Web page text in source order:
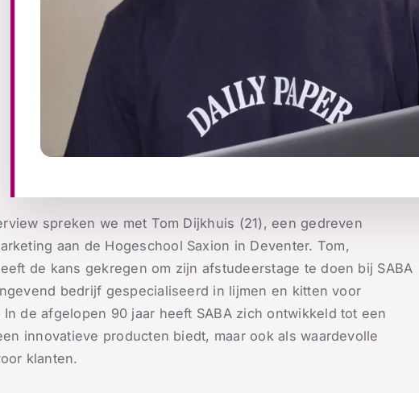
spreken we met Tom Dijkhuis (21), een gedreven
aan de Hogeschool Saxion in Deventer. Tom,
de kans gekregen om zijn afstudeerstage te doen bij SABA
bedrijf gespecialiseerd in lijmen en kitten voor
de afgelopen 90 jaar heeft SABA zich ontwikkeld tot een
innovatieve producten biedt, maar ook als waardevolle
klanten.